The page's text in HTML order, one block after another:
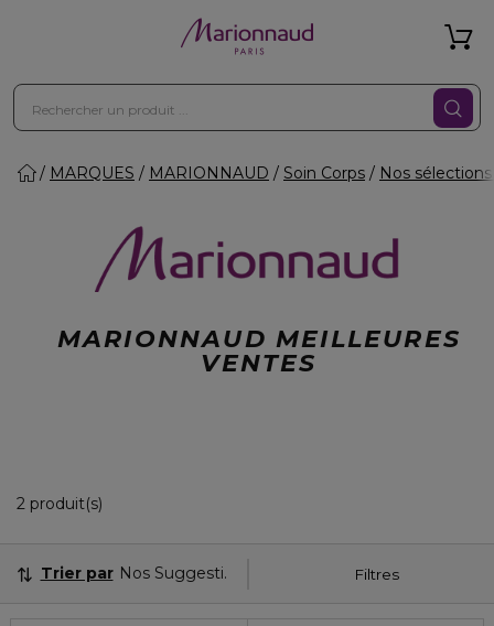
MARQUES MARIONNAUD Soin Corps Nos
MARIONNAUD MEILLEURES
VENTES
2 produit(s)
Filtres
Trier par Nos Suggestions